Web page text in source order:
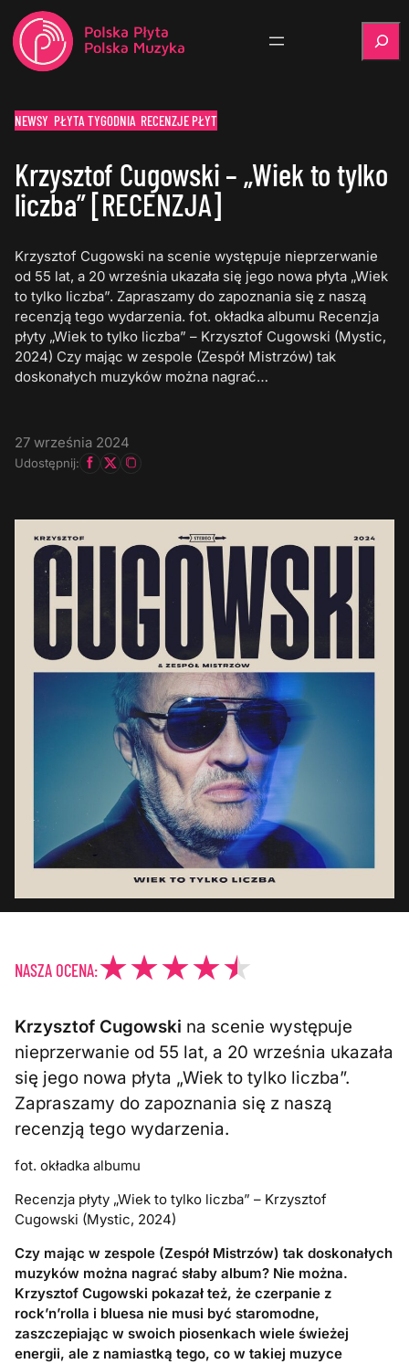
NEWSY PŁYTA TYGODNIA RECENZJE PŁYT
Krzysztof Cugowski – „Wiek to tylko
liczba” [RECENZJA]
Krzysztof Cugowski na scenie występuje nieprzerwanie
od 55 lat, a 20 września ukazała się jego nowa płyta „Wiek
to tylko liczba”. Zapraszamy do zapoznania się z naszą
recenzją tego wydarzenia. fot. okładka albumu Recenzja
płyty „Wiek to tylko liczba” – Krzysztof Cugowski (Mystic,
2024) Czy mając w zespole (Zespół Mistrzów) tak
doskonałych muzyków można nagrać…
27 września 2024
Udostępnij:
NASZA OCENA:
Krzysztof Cugowski na scenie występuje
nieprzerwanie od 55 lat, a 20 września ukazała
się jego nowa płyta „Wiek to tylko liczba”.
Zapraszamy do zapoznania się z naszą
recenzją tego wydarzenia.
fot. okładka albumu
Recenzja płyty „Wiek to tylko liczba” – Krzysztof
Cugowski (Mystic, 2024)
Czy mając w zespole (Zespół Mistrzów) tak doskonałych
muzyków można nagrać słaby album? Nie można.
Krzysztof Cugowski pokazał też, że czerpanie z
rock’n’rolla i bluesa nie musi być staromodne,
zaszczepiając w swoich piosenkach wiele świeżej
energii, ale z namiastką tego, co w takiej muzyce